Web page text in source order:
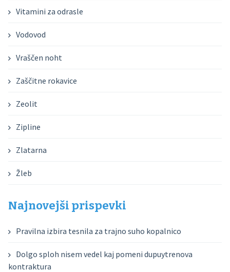
Vitamini za odrasle
Vodovod
Vraščen noht
Zaščitne rokavice
Zeolit
Zipline
Zlatarna
Žleb
Najnovejši prispevki
Pravilna izbira tesnila za trajno suho kopalnico
Dolgo sploh nisem vedel kaj pomeni dupuytrenova
kontraktura